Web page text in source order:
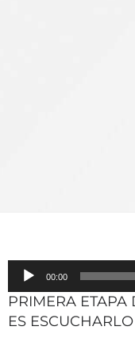
Reproductor
de
audio
00:00
PRIMERA
ES ESCUCHARLO